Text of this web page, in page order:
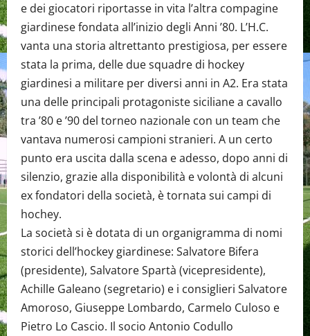
e dei giocatori riportasse in vita l’altra compagine
giardinese fondata all’inizio degli Anni ’80. L’H.C.
vanta una storia altrettanto prestigiosa, per essere
stata la prima, delle due squadre di hockey
giardinesi a militare per diversi anni in A2. Era stata
una delle principali protagoniste siciliane a cavallo
tra ’80 e ’90 del torneo nazionale con un team che
vantava numerosi campioni stranieri. A un certo
punto era uscita dalla scena e adesso, dopo anni di
silenzio, grazie alla disponibilità e volontà di alcuni
ex fondatori della società, è tornata sui campi di
hochey.
La società si è dotata di un organigramma di nomi
storici dell’hockey giardinese: Salvatore Bifera
(presidente), Salvatore Spartà (vicepresidente),
Achille Galeano (segretario) e i consiglieri Salvatore
Amoroso, Giuseppe Lombardo, Carmelo Culoso e
Pietro Lo Cascio. Il socio Antonio Codullo